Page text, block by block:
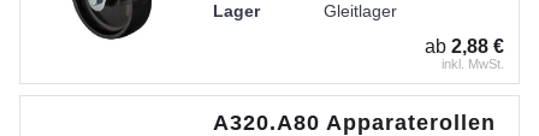
Lager
Gleitlager
Stahlblech verzinkt-
ab 2,88 €
inkl. MwSt.
A320.A80 Apparaterollen